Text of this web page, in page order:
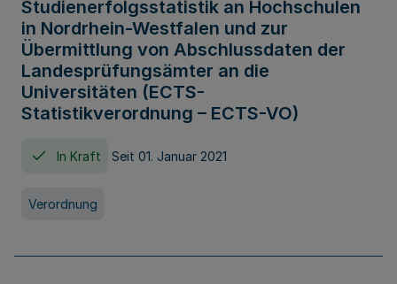
Studienerfolgsstatistik an Hochschulen
in Nordrhein-Westfalen und zur
Übermittlung von Abschlussdaten der
Landesprüfungsämter an die
Universitäten (ECTS-
Statistikverordnung – ECTS-VO)
In Kraft Seit 01. Januar 2021
Verordnung